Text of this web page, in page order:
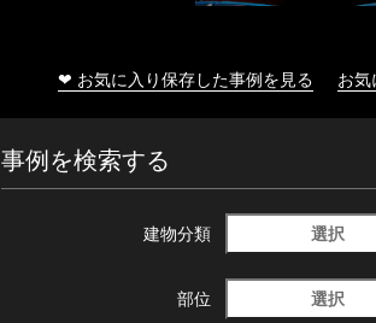
❤ お気に入り保存した事例を見る お
事例を検索する
建物分類 選択
部位 選択